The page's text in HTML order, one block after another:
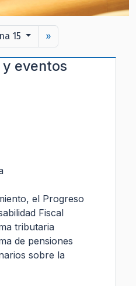
15 »
y eventos
el Progreso
Fiscal
tributaria
de pensiones
sobre la